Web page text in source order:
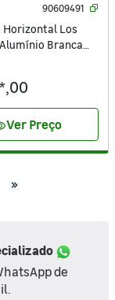
90609491
Horizontal Los
Branca
Ver Preço
de